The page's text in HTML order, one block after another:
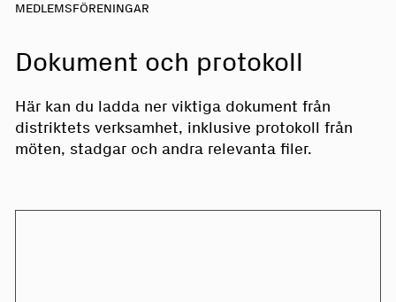
MEDLEMSFÖRENINGAR
Dokument och protokoll
Här kan du ladda ner viktiga dokument från
distriktets verksamhet, inklusive protokoll från
möten, stadgar och andra relevanta filer.